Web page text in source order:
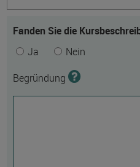
Fanden Sie die
Ja
Nein
Begründung